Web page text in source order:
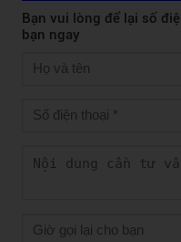
Bạn vui lòng để lại số
bạn ngay